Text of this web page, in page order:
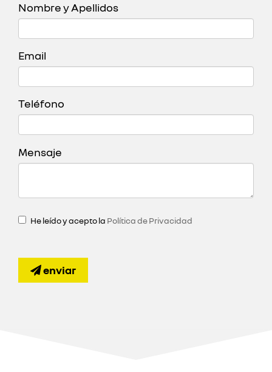
Nombre y Apellidos
Email
Teléfono
Mensaje
He leído y acepto la Política de Privacidad
enviar